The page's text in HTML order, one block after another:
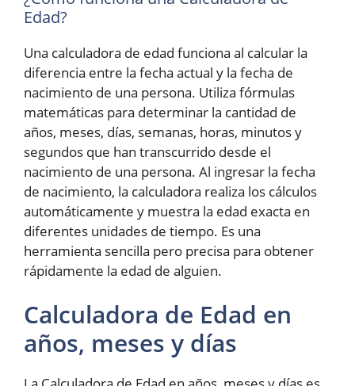
Edad?
Una calculadora de edad funciona al calcular la
diferencia entre la fecha actual y la fecha de
nacimiento de una persona. Utiliza fórmulas
matemáticas para determinar la cantidad de
años, meses, días, semanas, horas, minutos y
segundos que han transcurrido desde el
nacimiento de una persona. Al ingresar la fecha
de nacimiento, la calculadora realiza los cálculos
automáticamente y muestra la edad exacta en
diferentes unidades de tiempo. Es una
herramienta sencilla pero precisa para obtener
rápidamente la edad de alguien.
Calculadora de Edad en
años, meses y días